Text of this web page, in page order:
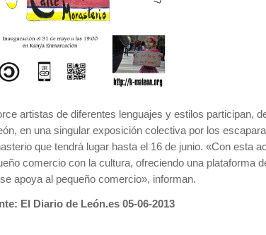
artistas de diferentes lenguajes y estilos participan,
en una singular exposición colectiva por los
que tendrá lugar hasta el 16 de junio. «Con esta
comercio con la cultura, ofreciendo una plataforma
apoya al pequeño comercio», informan.
El Diario de León.es 05-06-2013